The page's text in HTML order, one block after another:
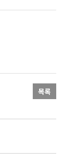
목록